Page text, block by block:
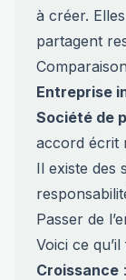
à créer.
partagent
Entreprise
Société de
accord écrit
Il existe des
Passer de
Voici ce
Croissance